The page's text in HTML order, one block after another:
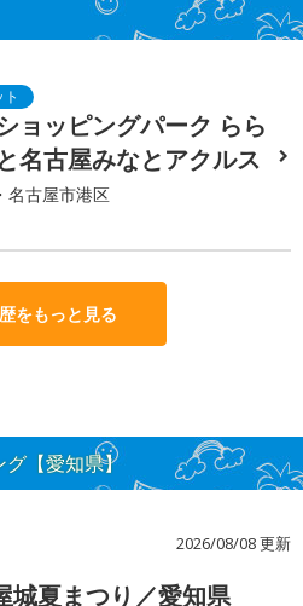
ョッピングパーク らら
名古屋みなとアクルス
名古屋市港区
をもっと見る
【愛知県】
2026/08/08 更新
城夏まつり／愛知県